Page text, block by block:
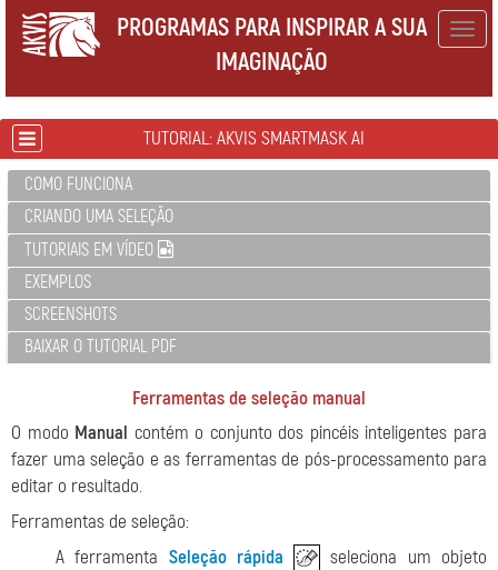
PROGRAMAS PARA INSPIRAR A SUA
IMAGINAÇÃO
TUTORIAL: AKVIS SMARTMASK AI
COMO FUNCIONA
CRIANDO UMA SELEÇÃO
TUTORIAIS EM VÍDEO
EXEMPLOS
SCREENSHOTS
BAIXAR O TUTORIAL PDF
Ferramentas de seleção manual
O modo Manual contém o conjunto dos pincéis inteligentes para
fazer uma seleção e as ferramentas de pós-processamento para
editar o resultado.
Ferramentas de seleção:
A ferramenta Seleção rápida
seleciona um objeto